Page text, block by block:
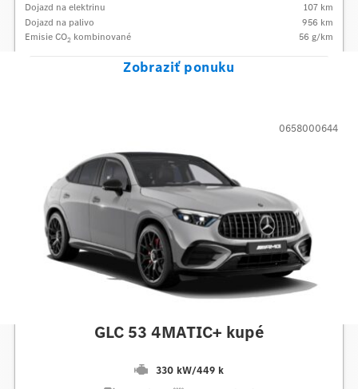
Dojazd na elektrinu
107 km
Dojazd na palivo
956 km
Emisie CO2 kombinované 56 g/km
Zobraziť ponuku
GLC 53 4MATIC+ kupé
330 kW/449 k
0658000644